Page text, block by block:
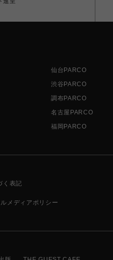
仙台PARCO
渋谷PARCO
調布PARCO
名古屋PARCO
福岡PARCO
く表記
メディアポリシー